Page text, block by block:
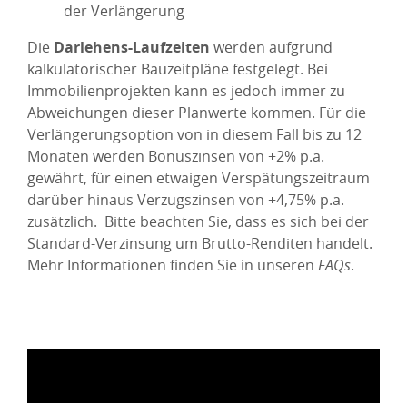
der Verlängerung
Die Darlehens-Laufzeiten werden aufgrund
kalkulatorischer Bauzeitpläne festgelegt. Bei
Immobilienprojekten kann es jedoch immer zu
Abweichungen dieser Planwerte kommen. Für die
Verlängerungsoption von in diesem Fall bis zu 12
Monaten werden Bonuszinsen von +2% p.a.
gewährt, für einen etwaigen Verspätungszeitraum
darüber hinaus Verzugszinsen von +4,75% p.a.
zusätzlich. Bitte beachten Sie, dass es sich bei der
Standard-Verzinsung um Brutto-Renditen handelt.
Mehr Informationen finden Sie in unseren FAQs.